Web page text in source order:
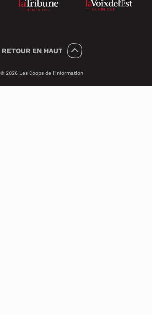
RETOUR EN HAUT
© 2026 Les Coops de l'information